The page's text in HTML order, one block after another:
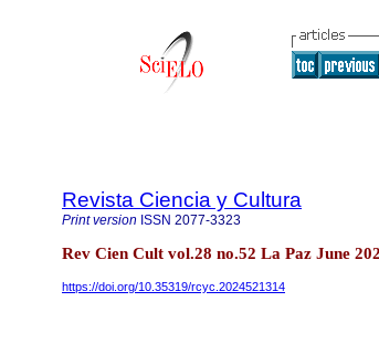
Revista Ciencia y Cultura
Print version ISSN 2077-3323
Rev Cien Cult vol.28 no.52 La Paz June
https://doi.org/10.35319/rcyc.2024521314